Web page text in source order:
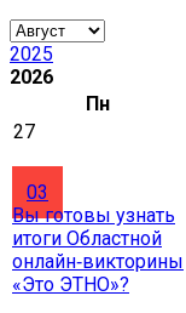
2025
2026
Пн
27
03
Вы готовы узнать
итоги Областной
онлайн‑викторины
«Это ЭТНО»?